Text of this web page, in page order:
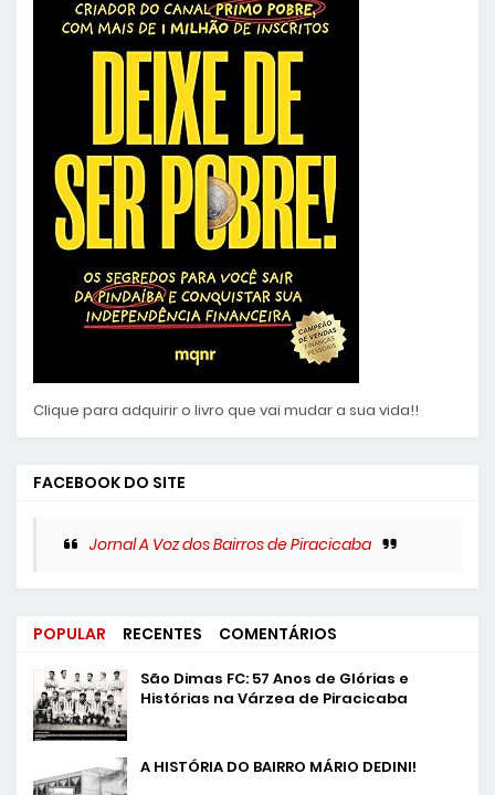
Clique para adquirir o livro que vai mudar a sua vida!!
FACEBOOK DO SITE
Jornal A Voz dos Bairros de Piracicaba
POPULAR RECENTES COMENTÁRIOS
São Dimas FC: 57 Anos de Glórias e
Histórias na Várzea de Piracicaba
A HISTÓRIA DO BAIRRO MÁRIO DEDINI!